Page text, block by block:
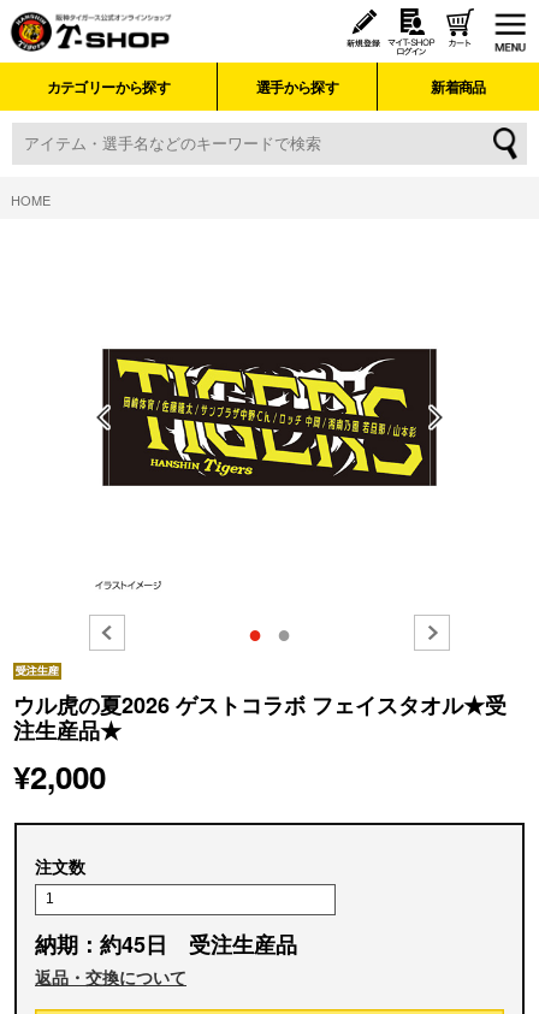
カテゴリーから探す 選手から探す 新着商品
HOME
● ●
ウル虎の夏2026 ゲストコラボ フェイスタオル★受
注生産品★
¥2,000
注文数
納期：約45日 受注生産品
返品・交換について